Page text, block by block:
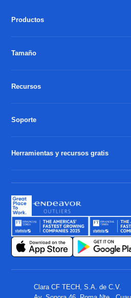
Productos
Tamaño
Recursos
Soporte
Herramientas y recursos gratis
Clara CF TECH, S.A. de C.V.